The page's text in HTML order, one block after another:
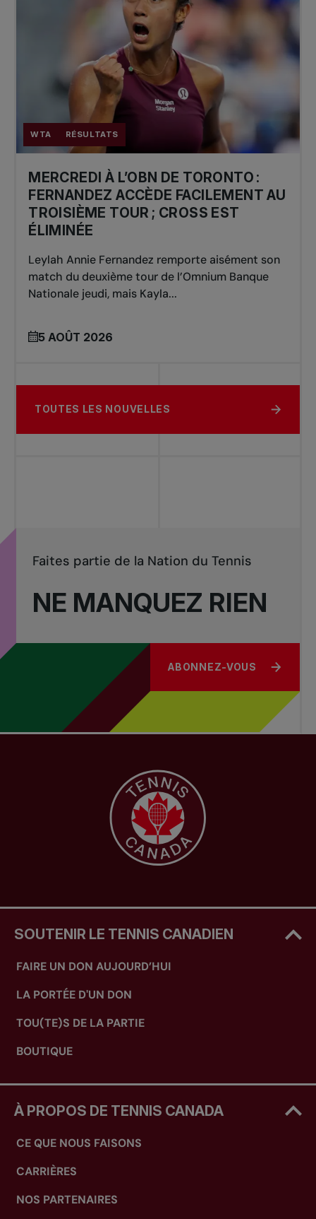
WTA RÉSULTATS
MERCREDI À L’OBN DE TORONTO :
FERNANDEZ ACCÈDE FACILEMENT AU
TROISIÈME TOUR ; CROSS EST
ÉLIMINÉE
Leylah Annie Fernandez remporte aisément son
match du deuxième tour de l’Omnium Banque
Nationale jeudi, mais Kayla...
5 AOÛT 2026
TOUTES LES NOUVELLES
NE MANQUEZ RIEN
Faites partie de la Nation du Tennis
ABONNEZ-VOUS
SOUTENIR LE TENNIS CANADIEN
FAIRE UN DON AUJOURD’HUI
LA PORTÉE D'UN DON
TOU(TE)S DE LA PARTIE
BOUTIQUE
À PROPOS DE TENNIS CANADA
CE QUE NOUS FAISONS
CARRIÈRES
NOS PARTENAIRES